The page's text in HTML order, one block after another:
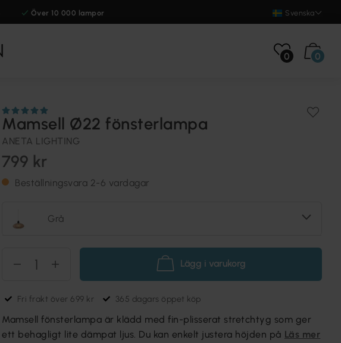
Över 10 000 lampor Svenska
0 0
Mamsell Ø22 fönsterlampa
ANETA LIGHTING
799 kr
Beställningsvara 2-6 vardagar
Grå
Lägg i varukorg
Fri frakt över 699 kr 365 dagars öppet köp
Mamsell fönsterlampa är klädd med fin-plisserat stretchtyg som ger
ett behagligt lite dämpat ljus. Du kan enkelt justera höjden på Läs mer